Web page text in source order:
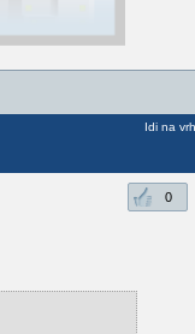
Idi na vrh
0